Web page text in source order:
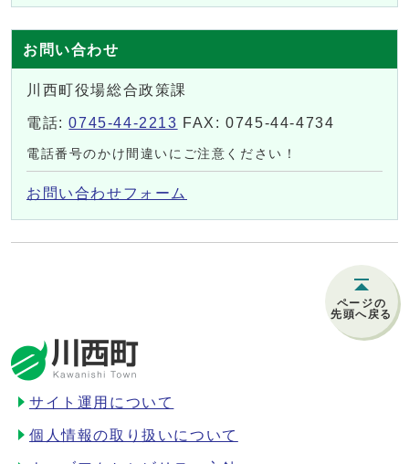
お問い合わせ
川西町役場総合政策課
電話:0745-44-2213 FAX: 0745-44-4734
電話番号のかけ間違いにご注意ください！
お問い合わせフォーム
ページの
先頭へ戻る
サイト運用について
個人情報の取り扱いについて